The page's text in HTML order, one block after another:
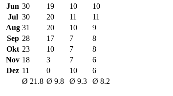
Jun 30 19 10
10
Jul 30 20 11
11
Aug 31 20 10
9
Sep 28 17 7
8
Okt 23 10 7
8
Nov 18 3 7
6
Dez 11 0 10
6
Ø 21.8 Ø 9.8 Ø 9.3 Ø 8.2